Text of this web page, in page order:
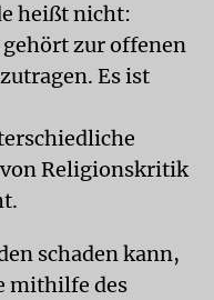
heißt nicht:
zur offenen
Es ist
von Religionskritik
schaden kann,
mithilfe des